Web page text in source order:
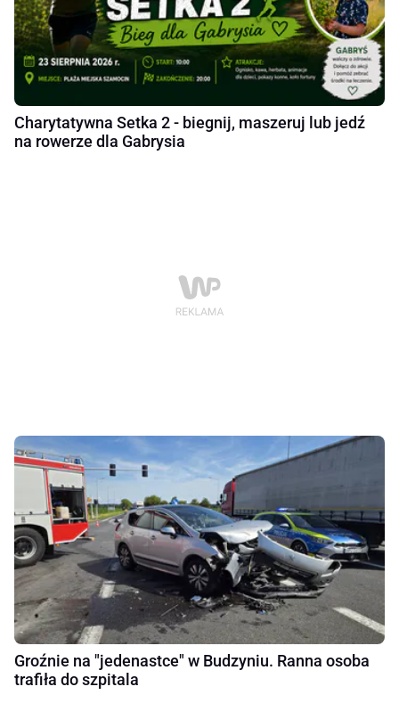
Charytatywna Setka 2 - biegnij, maszeruj lub jedź
na rowerze dla Gabrysia
Groźnie na "jedenastce" w Budzyniu. Ranna osoba
trafiła do szpitala